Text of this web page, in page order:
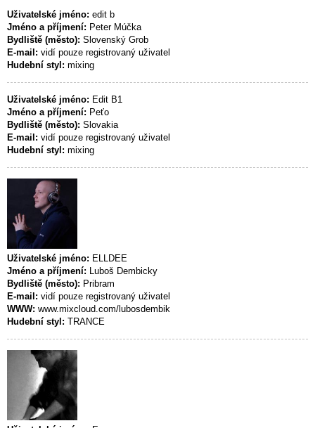
Uživatelské jméno: edit b
Jméno a příjmení: Peter Múčka
Bydliště (město): Slovenský Grob
E-mail: vidí pouze registrovaný uživatel
Hudební styl: mixing
Uživatelské jméno: Edit B1
Jméno a příjmení: Peťo
Bydliště (město): Slovakia
E-mail: vidí pouze registrovaný uživatel
Hudební styl: mixing
Uživatelské jméno: ELLDEE
Jméno a příjmení: Luboš Dembicky
Bydliště (město): Pribram
E-mail: vidí pouze registrovaný uživatel
WWW: www.mixcloud.com/lubosdembik
Hudební styl: TRANCE